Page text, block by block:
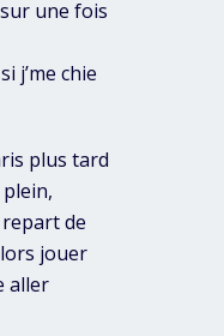
une fois
j’me chie
plus tard
repart de
jouer
aller